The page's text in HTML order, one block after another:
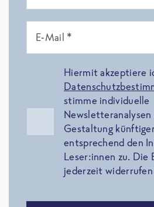
E-Mail *
Hiermit akzeptiere
stimme individuelle
Newsletteranalysen
Gestaltung
entsprechend den
Leser:innen zu. Die
jederzeit